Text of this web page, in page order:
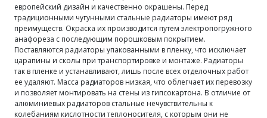
европейский дизайн и качественно окрашены. Перед
традиционными чугунными стальные радиаторы имеют ряд
преимуществ. Окраска их производится путем электропогружного
анафореза с последующим порошковым покрытием.
Поставляются радиаторы упакованными в пленку, что исключает
царапины и сколы при транспортировке и монтаже. Радиаторы
так в пленке и устанавливают, лишь после всех отделочных работ
ее удаляют. Масса радиаторов низкая, что облегчает их перевозку
и позволяет монтировать на стены из гипсокартона. В отличие от
алюминиевых радиаторов стальные нечувствительны к
колебаниям кислотности теплоносителя, с которым они не